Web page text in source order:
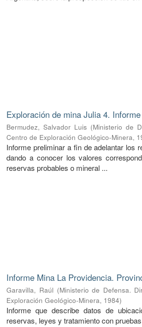
Exploración de mina Julia 4.
Bermudez, Salvador Luis (Ministerio de
Centro de Exploración Geológico-Minera,
Informe preliminar a fin de adelantar los
dando a conocer los valores
reservas probables o mineral ...
Informe Mina La Providencia.
Garavilla, Raúl (Ministerio de Defensa.
Exploración Geológico-Minera, 1984)
Informe que describe datos de
reservas, leyes y tratamiento con